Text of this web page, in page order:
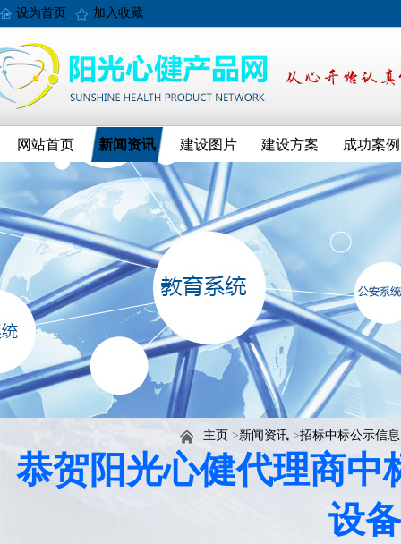
设为首页 加入收藏
网站首页 新闻资讯 建设图片 建设方案 成功案例
主页 >新闻资讯 >招标中标公示信息
恭贺阳光心健代理商
设